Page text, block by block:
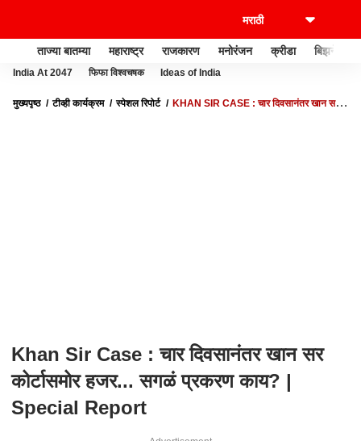
ताज्या बातम्या महाराष्ट्र राजकारण मनोरंजन क्रीडा बिझनेस
India At 2047 फिफा विश्वचषक Ideas of India
मुख्यपृष्ठ टीव्ही कार्यक्रम स्पेशल रिपोर्ट
KHAN SIR CASE : चार दिवसानंतर खान सर
Khan Sir Case : चार दिवसानंतर खान सर
कोर्टासमोर हजर... सगळं प्रकरण काय? |
Special Report